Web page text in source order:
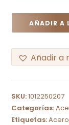
AÑADIR A
Añadir a
t
e
SKU:1012250207
Categorías:
Etiquetas:Acero